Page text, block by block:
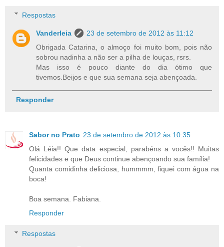
Respostas
Vanderleia
23 de setembro de 2012 às 11:12
Obrigada Catarina, o almoço foi muito bom, pois não
sobrou nadinha a não ser a pilha de louças, rsrs.
Mas isso é pouco diante do dia ótimo que
tivemos.Beijos e que sua semana seja abençoada.
Responder
Sabor no Prato 23 de setembro de 2012 às 10:35
Olá Léia!! Que data especial, parabéns a vocês!! Muitas
felicidades e que Deus continue abençoando sua família!
Quanta comidinha deliciosa, hummmm, fiquei com água na
boca!
Boa semana. Fabiana.
Responder
Respostas